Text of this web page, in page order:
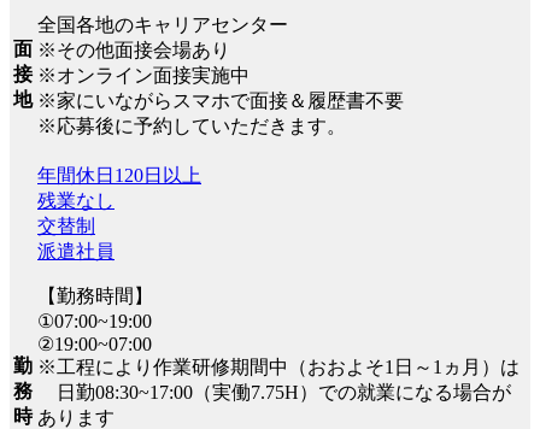
面
接
地
全国各地のキャリアセンター
※その他面接会場あり
※オンライン面接実施中
※家にいながらスマホで面接＆履歴書不要
※応募後に予約していただきます。
勤
務
時
年間休日120日以上
残業なし
交替制
派遣社員
【勤務時間】
①07:00~19:00
②19:00~07:00
※工程により作業研修期間中（おおよそ1日～1ヵ月）は
日勤08:30~17:00（実働7.75H）での就業になる場合が
あります